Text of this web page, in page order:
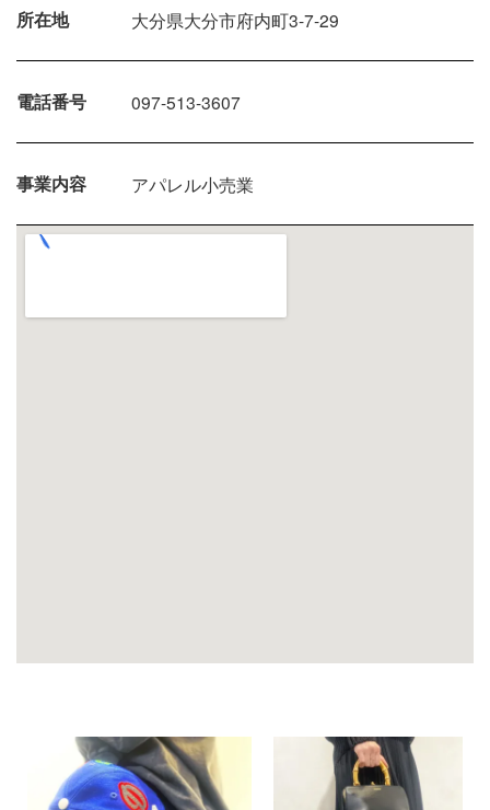
所在地 大分県大分市府内町3-7-29
電話番号 097-513-3607
事業内容 アパレル小売業